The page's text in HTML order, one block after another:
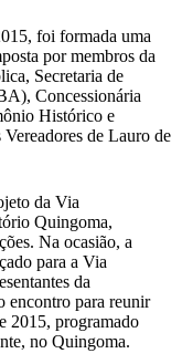
foi formada uma
por membros da
Secretaria de
Concessionária
Histórico e
de Lauro de
da Via
Quingoma,
Na ocasião, a
para a Via
da
encontro para reunir
2015, programado
no Quingoma.